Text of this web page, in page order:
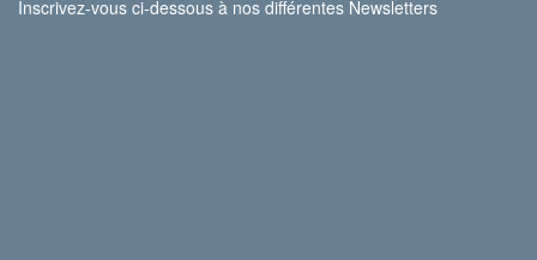
Inscrivez-vous ci-dessous à nos différentes Newsletters